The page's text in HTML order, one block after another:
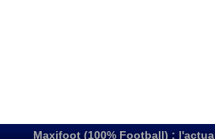
Maxifoot (100% Football) :